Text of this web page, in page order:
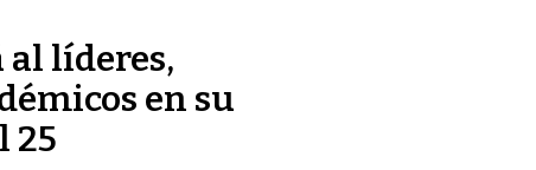
al líderes,
en su
25